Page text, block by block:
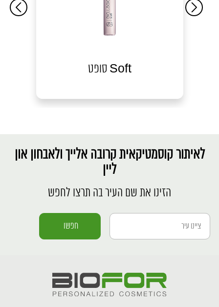
סופט Soft
לאיתור קוסמטיקאית קרובה אלייך ולאבחון און
ליין
הזינו את שם העיר בה תרצו לחפש